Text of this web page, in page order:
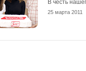
В честь
25 марта 2011